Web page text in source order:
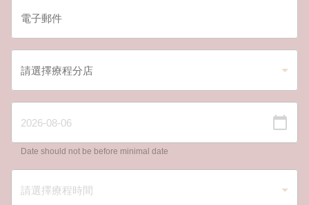
Date should not be before minimal date